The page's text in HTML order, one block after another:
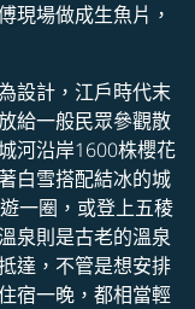
現場做成生魚片，
設計，江戶時代末
給一般民眾參觀散
河沿岸1600株櫻花
白雪搭配結冰的城
一圈，或登上五稜
泉則是古老的溫泉
達，不管是想安排
宿一晚，都相當輕